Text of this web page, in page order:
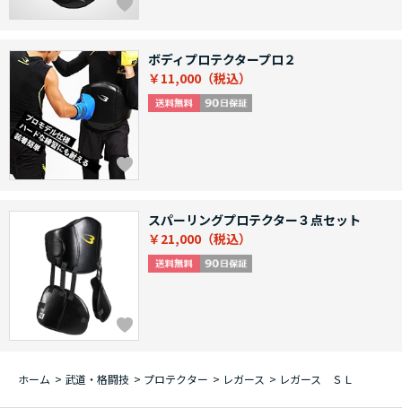
ボディプロテクタープロ２
￥11,000
スパーリングプロテクター３点セット
￥21,000
ホーム > 武道・格闘技 > プロテクター > レガース > レガース ＳＬ